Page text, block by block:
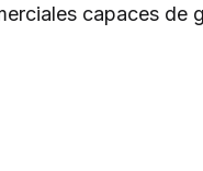
capaces de